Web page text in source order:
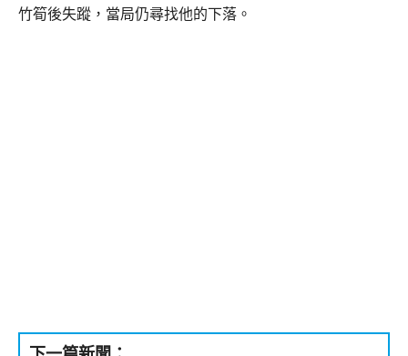
竹筍後失蹤，當局仍尋找他的下落。